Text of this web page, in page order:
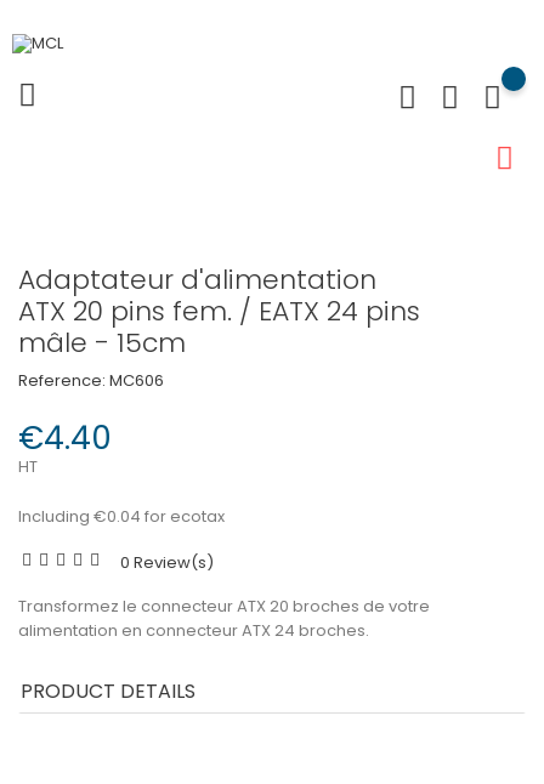
Adaptateur d'alimentation
ATX 20 pins fem. / EATX 24 pins
mâle - 15cm
Reference: MC606
€4.40
HT
Including €0.04 for ecotax
0 Review(s)
Transformez le connecteur ATX 20 broches de votre
alimentation en connecteur ATX 24 broches.
PRODUCT DETAILS